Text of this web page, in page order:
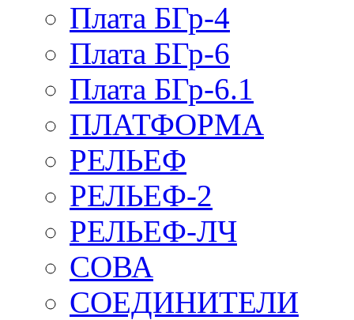
Плата БГр-4
Плата БГр-6
Плата БГр-6.1
ПЛАТФОРМА
РЕЛЬЕФ
РЕЛЬЕФ-2
РЕЛЬЕФ-ЛЧ
СОВА
СОЕДИНИТЕЛИ